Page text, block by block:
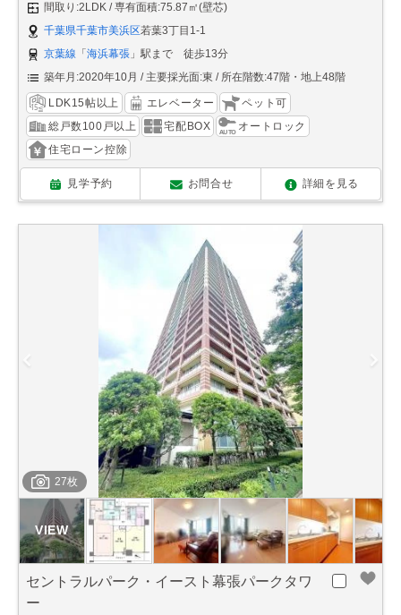
間取り:2LDK
専有面積:75.87㎡(壁芯)
千葉県千葉市美浜区若葉3丁目1-1
京葉線 「 海浜幕張 」駅まで 徒歩13分
築年月:2020年10月
主要採光面:東 所在階数:47階・地上48階
LDK15帖以上 エレベーター
ペット可
総戸数100戸以上
宅配BOX
オートロック
住宅ローン控除
見学予約 お問合せ 詳細を見る
27枚
セントラルパーク・イースト幕張パークタワ
ー